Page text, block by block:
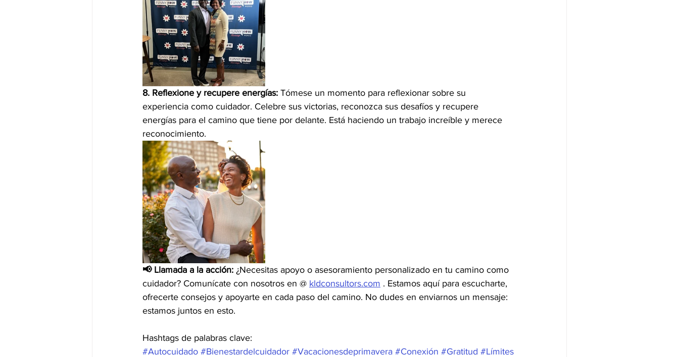
8. Reflexione y recupere energías: Tómese un momento para reflexionar sobre su
experiencia como cuidador. Celebre sus victorias, reconozca sus desafíos y recupere
energías para el camino que tiene por delante. Está haciendo un trabajo increíble y merece
reconocimiento.
📢 Llamada a la acción: ¿Necesitas apoyo o asesoramiento personalizado en tu camino como
cuidador? Comunícate con nosotros en @ kldconsultors.com . Estamos aquí para escucharte,
ofrecerte consejos y apoyarte en cada paso del camino. No dudes en enviarnos un mensaje:
estamos juntos en esto.
Hashtags de palabras clave:
#Autocuidado #Bienestardelcuidador #Vacacionesdeprimavera #Conexión #Gratitud #Límites